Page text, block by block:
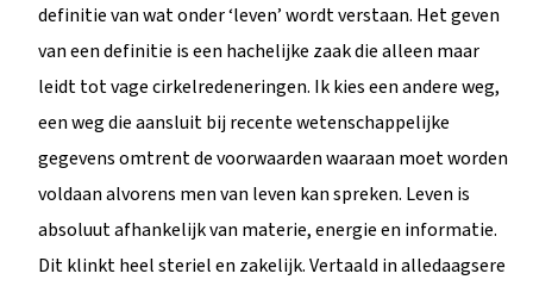
definitie van wat onder ‘leven’ wordt verstaan. Het geven
van een definitie is een hachelijke zaak die alleen maar
leidt tot vage cirkelredeneringen. Ik kies een andere weg,
een weg die aansluit bij recente wetenschappelijke
gegevens omtrent de voorwaarden waaraan moet worden
voldaan alvorens men van leven kan spreken. Leven is
absoluut afhankelijk van materie, energie en informatie.
Dit klinkt heel steriel en zakelijk. Vertaald in alledaagsere